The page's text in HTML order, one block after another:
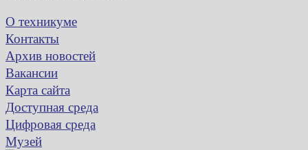
О техникуме
Контакты
Архив новостей
Вакансии
Карта сайта
Доступная среда
Цифровая среда
Музей